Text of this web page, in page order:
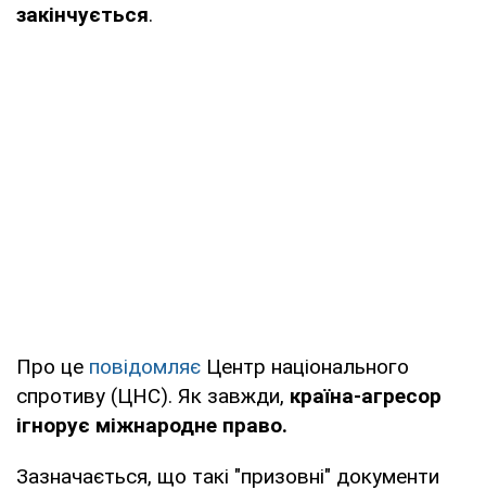
закінчується.
Про це повідомляє Центр національного
спротиву (ЦНС). Як завжди, країна-агресор
ігнорує міжнародне право.
Зазначається, що такі "призовні" документи